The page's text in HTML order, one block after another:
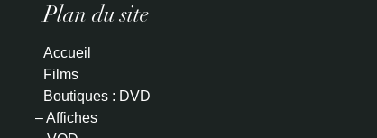
Plan du site
Accueil
Films
Boutiques : DVD
– Affiches